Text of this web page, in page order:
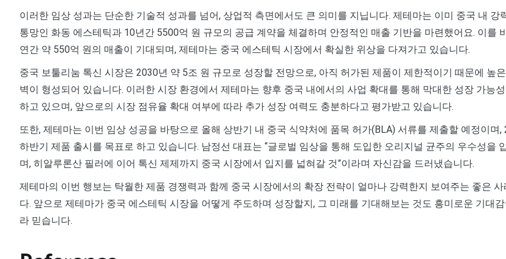
이러한 임상 성과는 단순한 기술적 성과를 넘어, 상업적 측면에서도 큰 의미를 지닙니다. 제테마는 이미 중국 내 강
통망인 화동 에스테틱과 10년간 5500억 원 규모의 공급 계약을 체결하며 안정적인 매출 기반을 마련했어요. 이를
연간 약 550억 원의 매출이 기대되며, 제테마는 중국 에스테틱 시장에서 확실한 위상을 다져가고 있습니다.
중국 보툴리눔 톡신 시장은 2030년 약 5조 원 규모로 성장할 전망으로, 아직 허가된 제품이 제한적이기 때문에 높
벽이 형성되어 있습니다. 이러한 시장 환경에서 제테마는 향후 중국 내에서의 사업 확대를 통해 막대한 성장 가능
하고 있으며, 앞으로의 시장 점유율 확대 여부에 따라 추가 성장 여력도 충분하다고 평가받고 있습니다.
또한, 제테마는 이번 임상 성공을 바탕으로 올해 상반기 내 중국 식약처에 품목 허가(BLA) 서류를 제출할 예정이며,
하반기 제품 출시를 목표로 하고 있습니다. 남정선 대표는 “글로벌 임상을 통해 도입한 오리지널 균주의 우수성을
며, 히알루론산 필러에 이어 톡신 제제까지 중국 시장에서 입지를 넓혀갈 것”이라며 자신감을 드러냈습니다.
제테마의 이번 행보는 탁월한 제품 경쟁력과 함께 중국 시장에서의 확장 전략이 얼마나 강력한지 보여주는 좋은 사
다. 앞으로 제테마가 중국 에스테틱 시장을 어떻게 주도하며 성장할지, 그 미래를 기대해보는 것도 흥미로운 기대
라 믿습니다.